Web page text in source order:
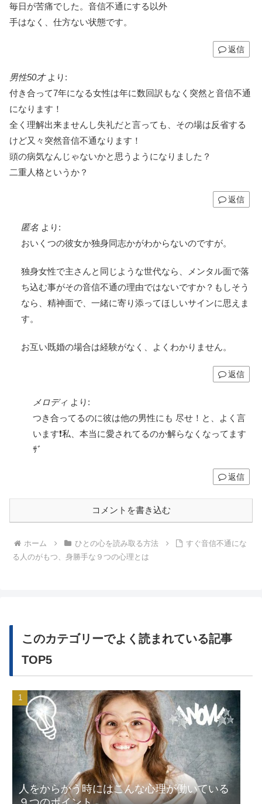
毎日が苦痛でした。音信不通にする以外
手はなく、仕方ない状態です。
返信
男性50才 より:
付き合って7年になる女性は年に数回訳もなく突然と音信不通
になります！
全く理解出来ませんし失礼だと言っても、その場は反省する
けど又々突然音信不通なります！
頭の病気なんじゃないかと思うようになりました？
二重人格というか？
返信
匿名 より:
おいくつの彼女か独身同志かがわからないのですが。
独身女性で主さんと同じような世代なら、メンタル面で落
ち込む事がその音信不通の理由ではないですか？もしそう
なら、精神面で、一緒に寄り添ってほしいサインに思えま
す。
お互い既婚の場合は経験がなく、よくわかりません。
返信
メロディ より:
つき合ってるのに彼は他の男性にも 尽せ！と、よく言
います❗私、本当に愛されてるのか解らなくなってます
ｻﾞ
返信
コメントを書き込む
ホーム ひとの心を読み取る方法
すぐ音信不通にな
る人のがもつ、身勝手な９つの心理とは
このカテゴリーでよく読まれている記事
TOP5
人をからかう時にはこんな心理が働いている